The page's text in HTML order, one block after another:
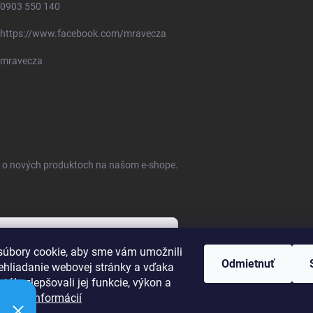
cookie, aby sme vám umožnili
webovej stránky a vďaka
zlepšovali jej funkcie, výkon a
Viac informácií
Odmietnuť
0903 550 140
https://www.facebook.com/mravecza
mravecza
nových produktoch na našom e-shope.
údajov